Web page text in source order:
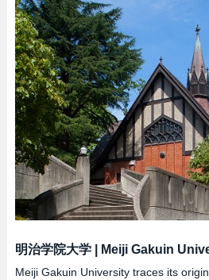
明治学院大学| Meiji Gakuin
Meiji Gakuin University traces its